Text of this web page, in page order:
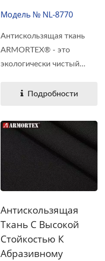
Модель № NL-8770
Антискользящая ткань
ARMORTEX® - это
экологически чистый...
Подробности
Антискользящая
Ткань С Высокой
Стойкостью К
Абразивному